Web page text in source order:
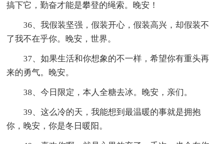
搞下它，勤奋才能是攀登的绳索。晚安！
36、我假装坚强，假装开心，假装高兴，却假装不
了我不在乎你。晚安，世界。
37、如果生活和你想象的不一样，希望你有重头再
来的勇气。晚安。
38、今日限定，本人全糖去冰。晚安，亲们。
39、这么冷的天，我能想到最温暖的事就是拥抱
你，晚安，你是冬日暖阳。